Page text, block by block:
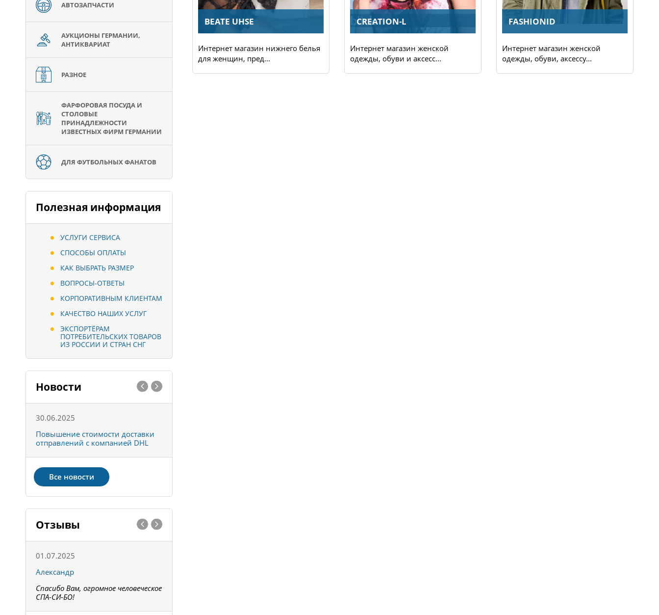
АВТОЗАПЧАСТИ
АУКЦИОНЫ ГЕРМАНИИ,
АНТИКВАРИАТ
РАЗНОЕ
ФАРФОРОВАЯ ПОСУДА И
СТОЛОВЫЕ
ПРИНАДЛЕЖНОСТИ
ИЗВЕСТНЫХ ФИРМ ГЕРМАНИИ
ДЛЯ ФУТБОЛЬНЫХ ФАНАТОВ
Полезная информация
УСЛУГИ СЕРВИСА
СПОСОБЫ ОПЛАТЫ
КАК ВЫБРАТЬ РАЗМЕР
ВОПРОСЫ-ОТВЕТЫ
КОРПОРАТИВНЫМ КЛИЕНТАМ
КАЧЕСТВО НАШИХ УСЛУГ
ЭКСПОРТЁРАМ
ПОТРЕБИТЕЛЬСКИХ ТОВАРОВ
ИЗ РОССИИ И СТРАН СНГ
Новости
30.06.2025
Повышение стоимости доставки
отправлений с компанией DHL
Все новости
Отзывы
01.07.2025
Александр
Спасибо Вам, огромное человеческое
СПА-СИ-БО!
GALERIA-KAUFHOF
В этом немецком интернет
магазине огромный выбо...
BEATE UHSE
Интернет магазин нижнего белья
для женщин, пред...
CREATION-L
Интернет магазин женской
одежды, обуви и аксесс...
FASHIONID
Интернет магазин женской
одежды, обуви, аксессу...